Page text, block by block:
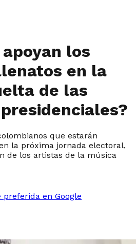
los
en la
de las
que estarán
la próxima jornada electoral,
de los artistas de la música
en Google